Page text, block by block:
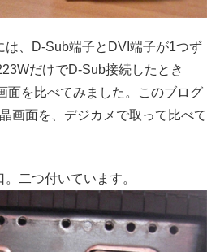
は、D-Sub端子とDVI端子が1つず
だけでD-Sub接続したとき
面を比べてみました。このブログ
画面を、デジカメで取って比べて
二つ付いています。